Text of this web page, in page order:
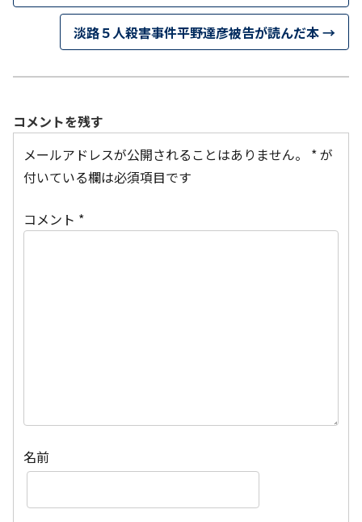
淡路５人殺害事件平野達彦被告が読んだ本→
コメントを残す
メールアドレスが公開されることはありません。
*が
付いている欄は必須項目です
コメント *
名前